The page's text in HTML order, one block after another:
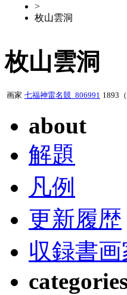
>
枚山雲洞
枚山雲洞
画家 七福神雷名競_806991 1893
about
解題
凡例
更新履歴
収録書